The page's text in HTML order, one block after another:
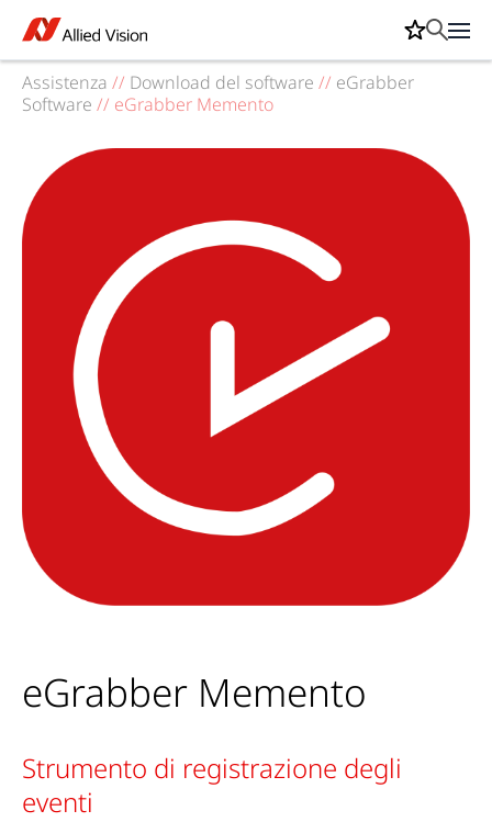
Assistenza // Download del software // eGrabber
Software // eGrabber Memento
eGrabber Memento
Strumento di registrazione degli
eventi